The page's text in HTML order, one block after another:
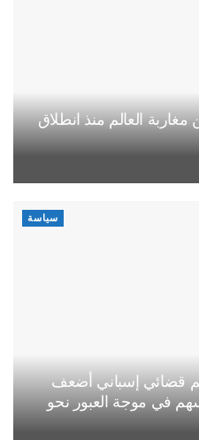
مليون من مغاربة العالم منذ انطلاق
سياسة
قضائي إسباني أضعف
في موجة العبور نحو